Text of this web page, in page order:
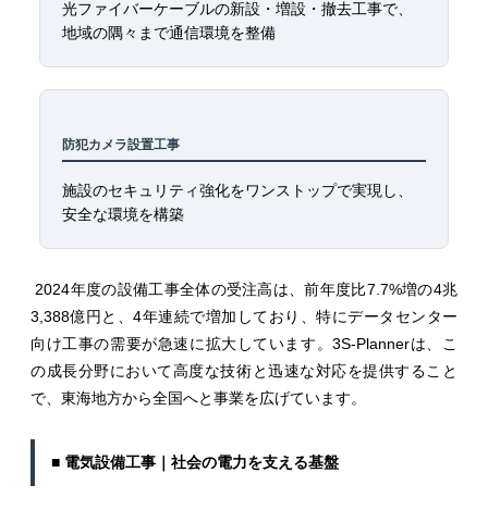
光ファイバーケーブルの新設・増設・撤去工事で、
地域の隅々まで通信環境を整備
防犯カメラ設置工事
施設のセキュリティ強化をワンストップで実現し、
安全な環境を構築
2024年度の設備工事全体の受注高は、前年度比7.7%増の4兆
3,388億円と、4年連続で増加しており、特にデータセンター
向け工事の需要が急速に拡大しています。3S-Plannerは、こ
の成長分野において高度な技術と迅速な対応を提供すること
で、東海地方から全国へと事業を広げています。
■ 電気設備工事｜社会の電力を支える基盤